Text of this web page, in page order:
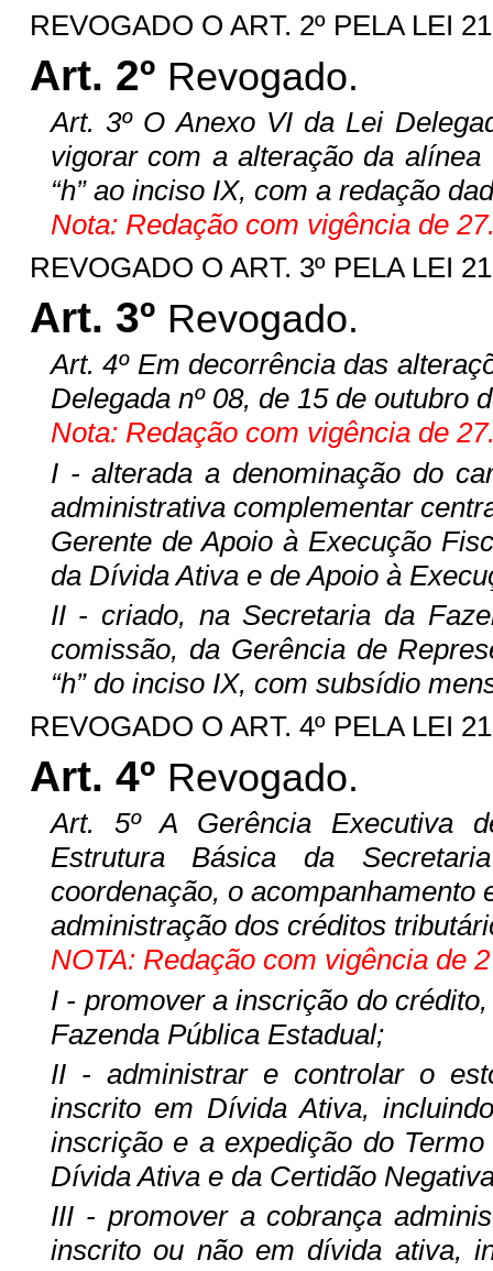
REVOGADO O ART. 2º PELA LEI
Art. 2º Revogado.
Art. 3º O Anexo VI da Lei
vigorar com a alteração da
“h” ao inciso IX, com a redação
Nota: Redação com vigência de
REVOGADO O ART. 3º PELA LEI
Art. 3º Revogado.
Art. 4º Em decorrência das
Delegada nº 08, de 15 de outubro
Nota: Redação com vigência de
I - alterada a denominação do
administrativa complementar
Gerente de Apoio à Execução
da Dívida Ativa e de Apoio à
II - criado, na Secretaria da
comissão, da Gerência de
“h” do inciso IX, com subsídio
REVOGADO O ART. 4º PELA LEI
Art. 4º Revogado.
Art. 5º A Gerência Executiva
Estrutura Básica da
coordenação, o acompanhamento
administração dos créditos
NOTA: Redação com vigência de
I - promover a inscrição do
Fazenda Pública Estadual;
II - administrar e controlar o
inscrito em Dívida Ativa,
inscrição e a expedição do
Dívida Ativa e da Certidão
III - promover a cobrança
inscrito ou não em dívida ativa,